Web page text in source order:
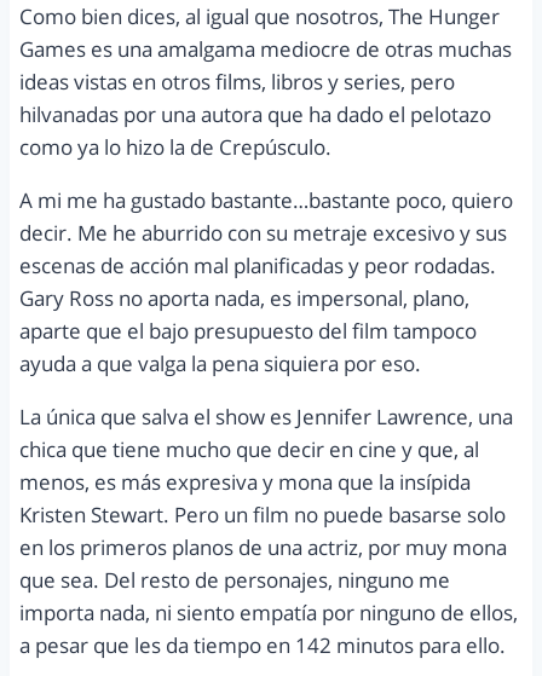
Como bien dices, al igual que nosotros, The Hunger
Games es una amalgama mediocre de otras muchas
ideas vistas en otros films, libros y series, pero
hilvanadas por una autora que ha dado el pelotazo
como ya lo hizo la de Crepúsculo.
A mi me ha gustado bastante…bastante poco, quiero
decir. Me he aburrido con su metraje excesivo y sus
escenas de acción mal planificadas y peor rodadas.
Gary Ross no aporta nada, es impersonal, plano,
aparte que el bajo presupuesto del film tampoco
ayuda a que valga la pena siquiera por eso.
La única que salva el show es Jennifer Lawrence, una
chica que tiene mucho que decir en cine y que, al
menos, es más expresiva y mona que la insípida
Kristen Stewart. Pero un film no puede basarse solo
en los primeros planos de una actriz, por muy mona
que sea. Del resto de personajes, ninguno me
importa nada, ni siento empatía por ninguno de ellos,
a pesar que les da tiempo en 142 minutos para ello.